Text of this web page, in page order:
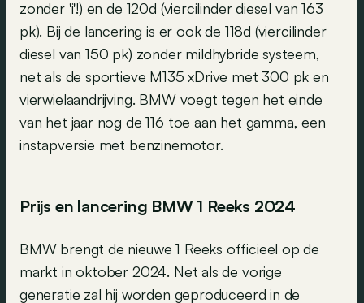
zonder 'i'!) en de 120d (viercilinder diesel van 163
pk). Bij de lancering is er ook de 118d (viercilinder
diesel van 150 pk) zonder mildhybride systeem,
net als de sportieve M135 xDrive met 300 pk en
vierwielaandrijving. BMW voegt tegen het einde
van het jaar nog de 116 toe aan het gamma, een
instapversie met benzinemotor.
Prijs en lancering BMW 1 Reeks 2024
BMW brengt de nieuwe 1 Reeks officieel op de
markt in oktober 2024. Net als de vorige
generatie zal hij worden geproduceerd in de